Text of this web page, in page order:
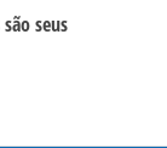
seus